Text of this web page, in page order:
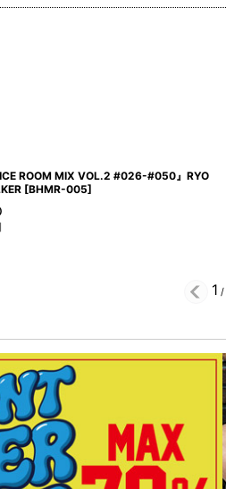
ROOM MIX VOL.2 #026-#050』RYO
[BHMR-005]
1 /